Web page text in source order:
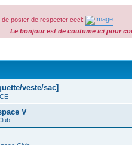
poster de respecter ceci:
Le bonjour est de coutume ici pour
veste/sac]
V